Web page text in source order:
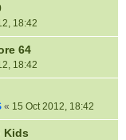
18:42
64
18:42
« 15 Oct 2012, 18:42
Kids